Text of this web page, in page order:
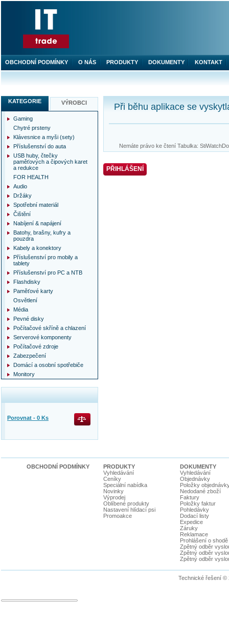
Při běhu aplikace se
Nemáte právo ke čtení Tabulka:
PŘIHLÁŠENÍ
KATEGORIE VÝROBCI
Gaming
Chytré prsteny
Klávesnice a myši (sety)
Příslušenství do auta
USB huby, čtečky
paměťových a čipových karet
a redukce
FOR HEALTH
Audio
Držáky
Spotřební materiál
Čištění
Nabíjení & napájení
Batohy, brašny, kufry a
pouzdra
Kabely a konektory
Příslušenství pro mobily a
tablety
Příslušenství pro PC a NTB
Flashdisky
Paměťové karty
Osvětlení
Média
Pevné disky
Počítačové skříně a chlazení
Serverové komponenty
Počítačové zdroje
Zabezpečení
Domácí a osobní spotřebiče
Monitory
Porovnat - 0 Ks
OBCHODNÍ PODMÍNKY O NÁS PRODUKTY DOKUMENTY KONTAKT
OBCHODNÍ PODMÍNKY
PRODUKTY
Vyhledávání
Ceníky
Speciální nabídka
Novinky
Výprodej
Oblíbené produkty
Nastavení hlídací psi
Promoakce
DOKUMENTY
Vyhledávání
Objednávky
Položky
Nedodané zboží
Faktury
Položky faktur
Pohledávky
Dodací listy
Expedice
Záruky
Reklamace
Prohlášení o shodě
Zpětný odběr
Zpětný odběr
Zpětný odběr
Technické řešení ©